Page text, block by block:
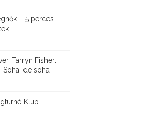
– 5 perces
Tarryn Fisher:
Soha, de soha
Klub